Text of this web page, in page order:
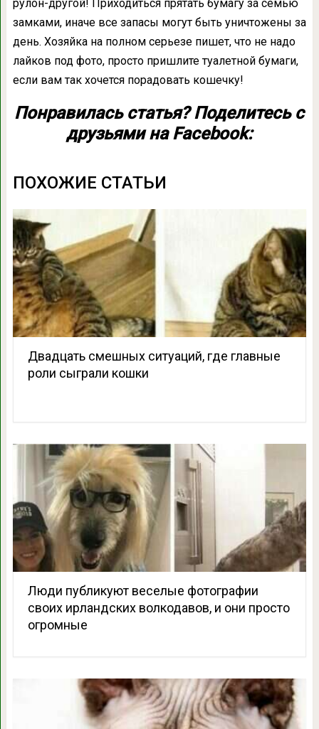
рулон-другой! Приходиться прятать бумагу за семью
замками, иначе все запасы могут быть уничтожены за
день. Хозяйка на полном серьезе пишет, что не надо
лайков под фото, просто пришлите туалетной бумаги,
если вам так хочется порадовать кошечку!
Понравилась статья? Поделитесь с
друзьями на Facebook:
ПОХОЖИЕ СТАТЬИ
Двадцать смешных ситуаций, где главные
роли сыграли кошки
Люди публикуют веселые фотографии
своих ирландских волкодавов, и они просто
огромные